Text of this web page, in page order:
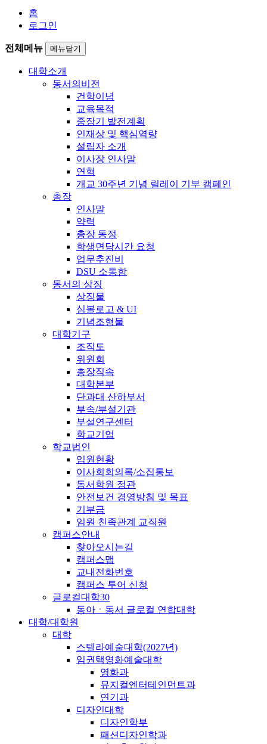
홈
로그인
전체메뉴 메뉴닫기
대학소개
동서의비전
건학이념
교육목적
중장기 발전계획
인재상 및 핵심역량
설립자 소개
이사장 인사말
연혁
개교 30주년 기념 릴레이 기부 캠페인
총장
인사말
약력
총장 동정
학생면담시간 요청
업무추진비
DSU 소통함
동서의 상징
상징물
심볼로고 & UI
기념조형물
대학기구
조직도
위원회
총장직속
대학본부
단과대 산하부서
부속/부설기관
부설연구센터
학교기업
학교법인
임원현황
이사회회의록/소집통보
동서학원 정관
안전보건 경영방침 및 목표
기부금
임원 친족관계 교직원
캠퍼스안내
찾아오시는길
캠퍼스맵
교내전화번호
캠퍼스 투어 신청
글로컬대학30
동아ㆍ동서 글로컬 연합대학
대학/대학원
대학
스텔라예술대학(2027년)
임권택영화예술대학
영화과
뮤지컬엔터테인먼트과
연기과
디자인대학
디자인학부
패션디자인학과